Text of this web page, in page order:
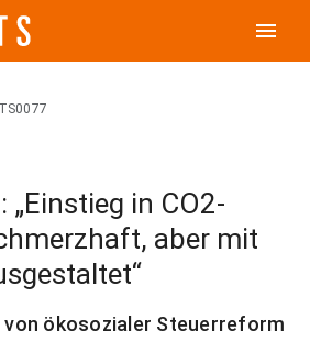
menu
„Einstieg in CO2-
aber mit
ökosozialer Steuerreform